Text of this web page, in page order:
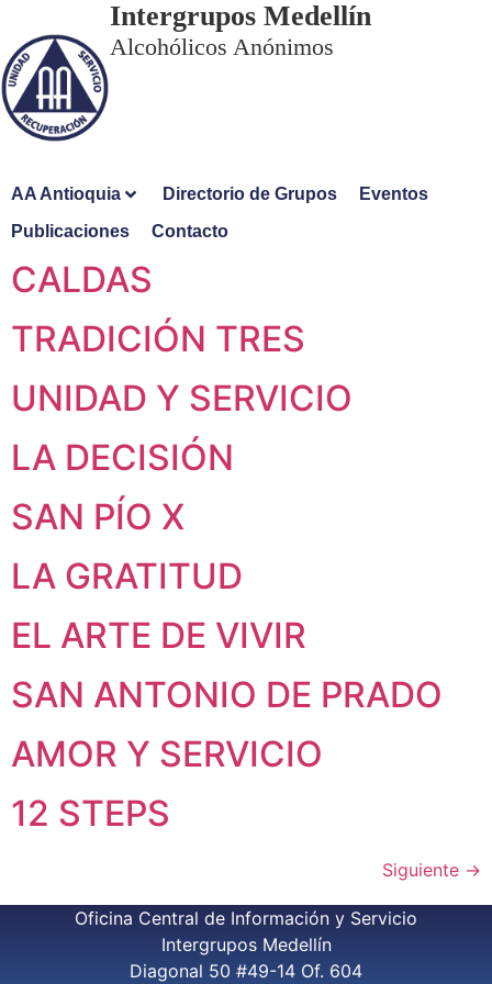
Intergrupos Medellín
Alcohólicos Anónimos
AA Antioquia Directorio de Grupos
Eventos
Publicaciones
Contacto
CALDAS
TRADICIÓN TRES
UNIDAD Y SERVICIO
LA DECISIÓN
SAN PÍO X
LA GRATITUD
EL ARTE DE VIVIR
SAN ANTONIO DE PRADO
AMOR Y SERVICIO
12 STEPS
Siguiente →
Oficina Central de Información y Servicio
Intergrupos Medellín
Diagonal 50 #49-14 Of. 604